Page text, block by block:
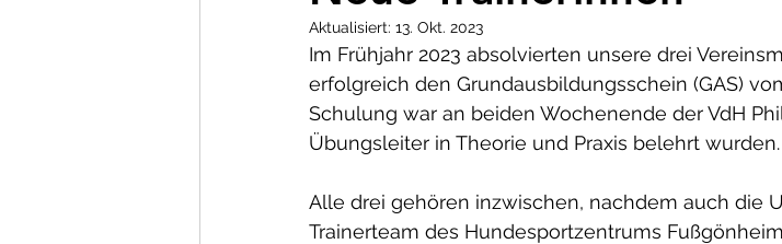
Aktualisiert: 13. Okt. 2023
Im Frühjahr 2023 absolvierten unsere drei
erfolgreich den Grundausbildungsschein (GAS)
Schulung war an beiden Wochenende der VdH
Übungsleiter in Theorie und Praxis belehrt wurden.
Alle drei gehören inzwischen, nachdem auch die
Trainerteam des Hundesportzentrums